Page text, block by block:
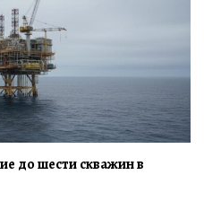
до шести скважин в